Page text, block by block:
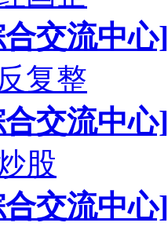
交流中心]
复整
交流中心]
股
交流中心]